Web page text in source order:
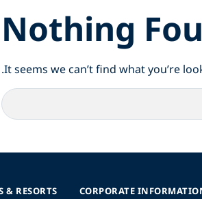
Nothing
It seems we can’t find what you’re
CORPORATE
& RESORTS